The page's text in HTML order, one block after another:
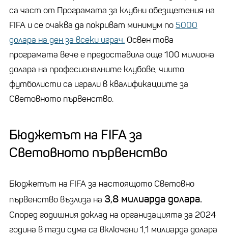
са част от Програмата за клубни обезщетения на
FIFA и се очаква да покриват минимум по5000
долара на ден за всеки играч. Освен това
програмата вече е предоставила още 100 милиона
долара на професионалните клубове, чиито
футболисти са играли в квалификациите за
Световното първенство.
Бюджетът на FIFA за
Световното първенство
Бюджетът на FIFA за настоящото Световно
първенство възлиза на 3,8 милиарда долара.
Според годишния доклад на организацията за 2024
година в тази сума са включени 1,1 милиарда долара